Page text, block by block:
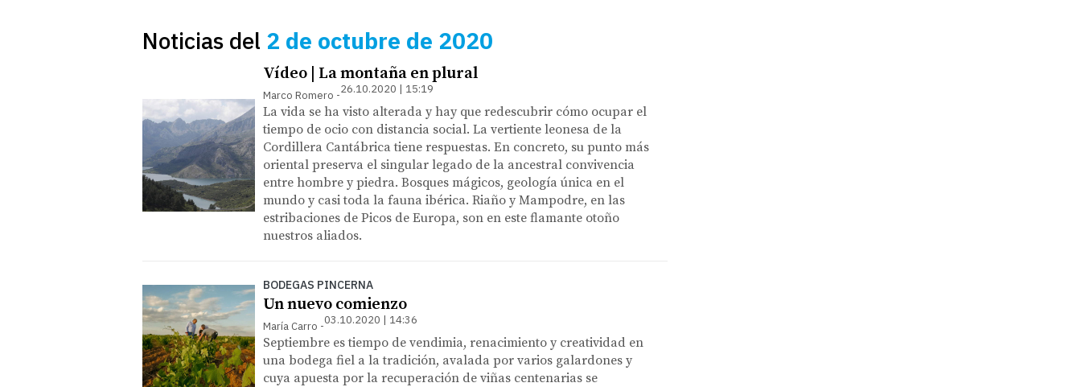
Noticias del 2 de octubre de 2020
Vídeo | La montaña en plural
Marco Romero 26.10.2020 | 15:19
La vida se ha visto alterada y hay que redescubrir cómo ocupar el
tiempo de ocio con distancia social. La vertiente leonesa de la
Cordillera Cantábrica tiene respuestas. En concreto, su punto más
oriental preserva el singular legado de la ancestral convivencia
entre hombre y piedra. Bosques mágicos, geología única en el
mundo y casi toda la fauna ibérica. Riaño y Mampodre, en las
estribaciones de Picos de Europa, son en este flamante otoño
nuestros aliados.
BODEGAS PINCERNA
Un nuevo comienzo
María Carro 03.10.2020 | 14:36
Septiembre es tiempo de vendimia, renacimiento y creatividad en
una bodega fiel a la tradición, avalada por varios galardones y
cuya apuesta por la recuperación de viñas centenarias se